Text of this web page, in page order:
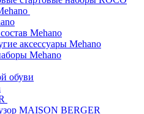
Mehano
аксессуары Mehano
Mehano
обуви
MAISON BERGER